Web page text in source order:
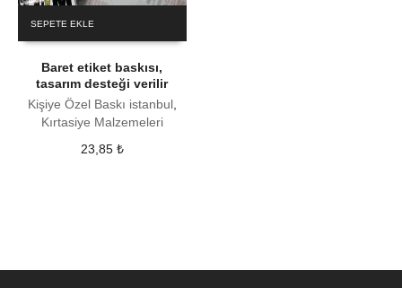
SEPETE EKLE
Baret etiket baskısı,
tasarım desteği verilir
Kişiye Özel Baskı istanbul,
Kırtasiye Malzemeleri
23,85 ₺